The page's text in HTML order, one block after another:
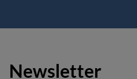
Newsletter